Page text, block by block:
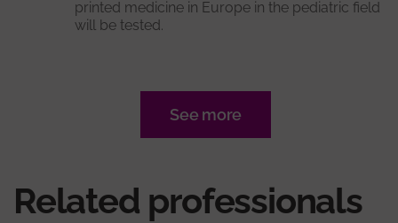
printed medicine in Europe in the pediatric field
will be tested.
See more
Related professionals